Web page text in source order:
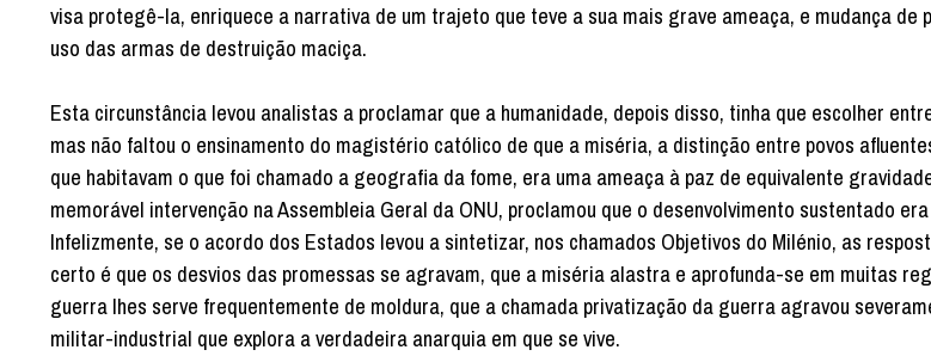
visa protegê-la, enriquece a narrativa de um trajeto que teve a sua mais grave ameaça, e mudança de
uso das armas de destruição maciça.
Esta circunstância levou analistas a proclamar que a humanidade, depois disso, tinha que escolher
mas não faltou o ensinamento do magistério católico de que a miséria, a distinção entre povos
que habitavam o que foi chamado a geografia da fome, era uma ameaça à paz de equivalente
memorável intervenção na Assembleia Geral da ONU, proclamou que o desenvolvimento sustentado
Infelizmente, se o acordo dos Estados levou a sintetizar, nos chamados Objetivos do Milénio, as
certo é que os desvios das promessas se agravam, que a miséria alastra e aprofunda-se em muitas
guerra lhes serve frequentemente de moldura, que a chamada privatização da guerra agravou
militar-industrial que explora a verdadeira anarquia em que se vive.